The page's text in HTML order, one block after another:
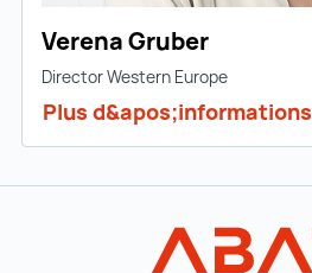
Verena Gruber
Director Western Europe
Plus d&apos;informations